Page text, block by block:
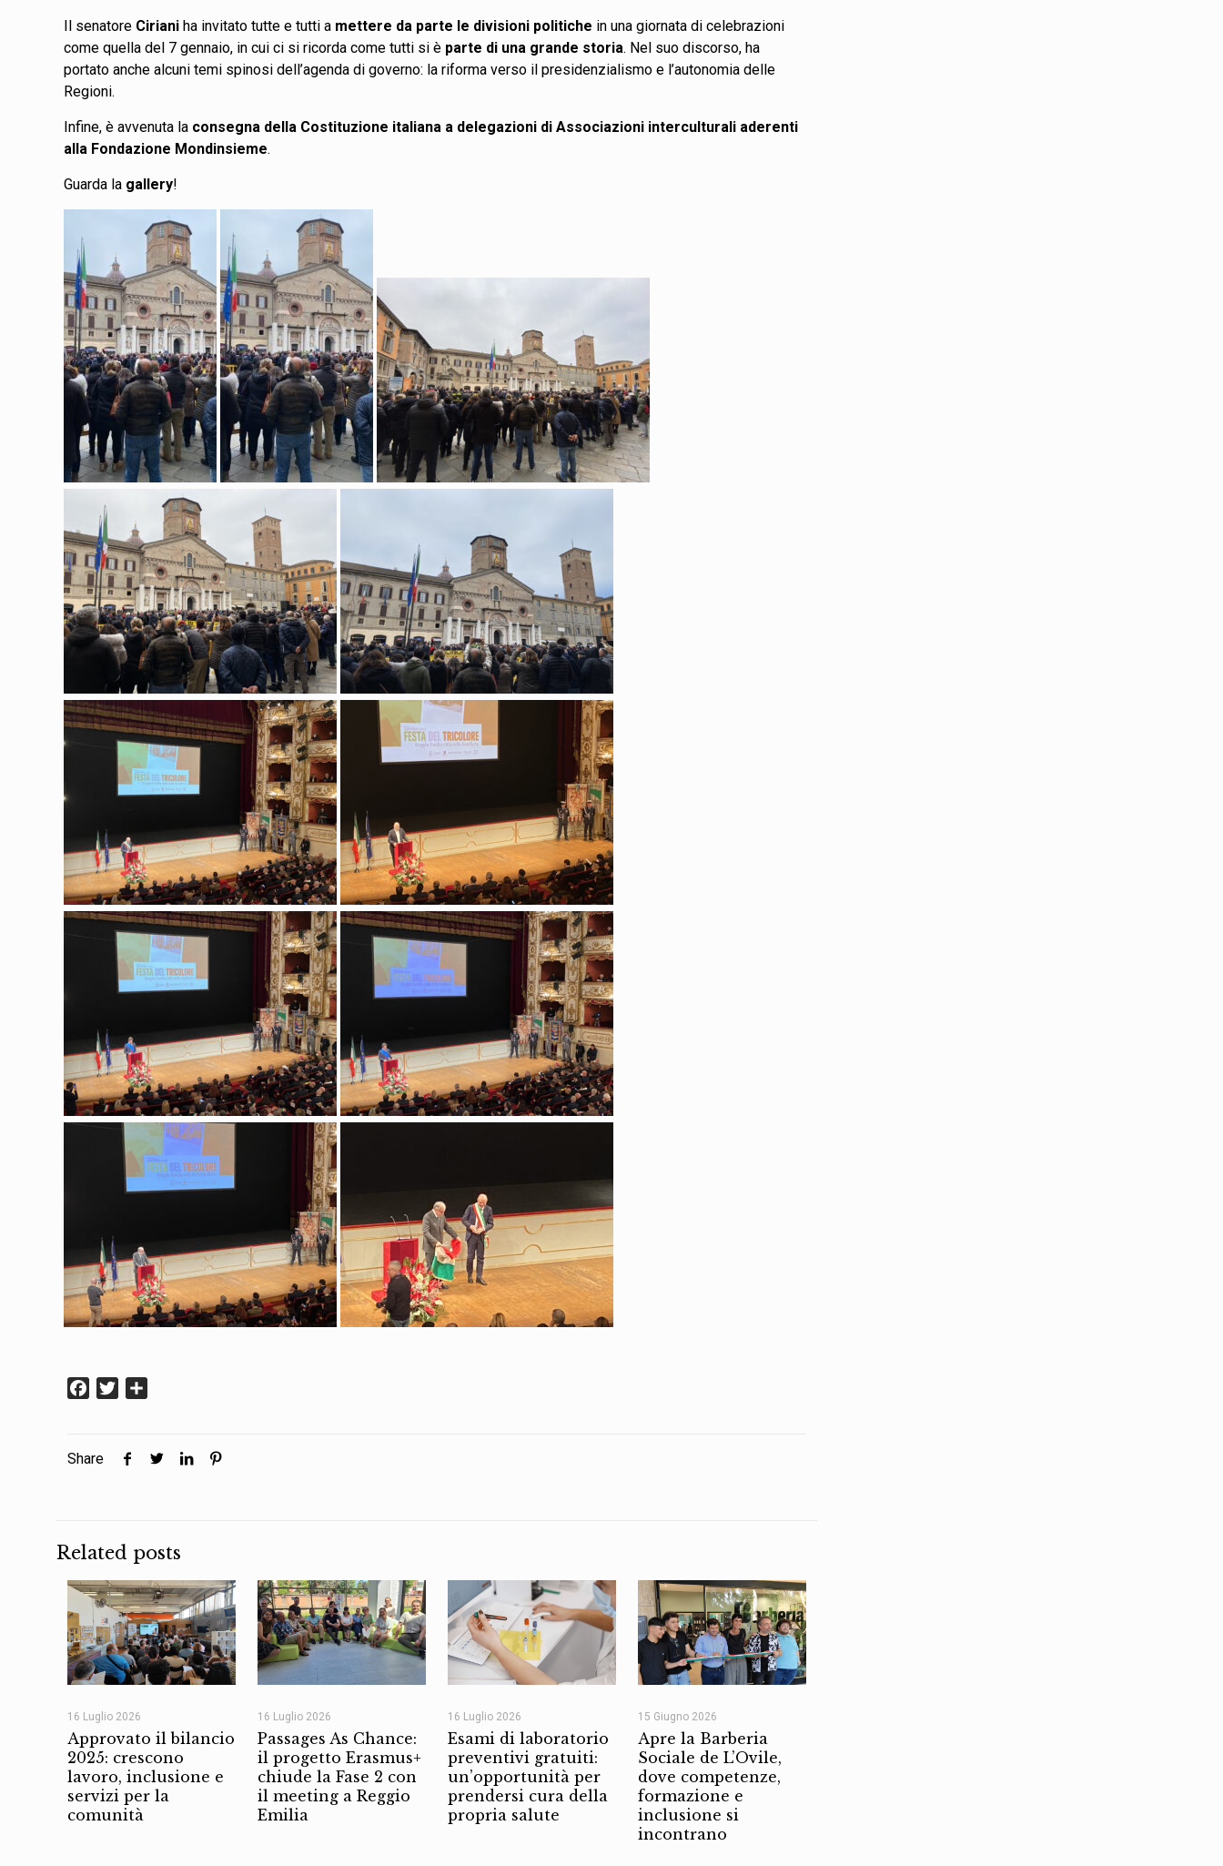
Il senatore Cirianiha invitato tutte e tutti a mettere da parte le divisioni politiche in una giornata di celebrazioni
come quella del 7 gennaio, in cui ci si ricorda come tutti si è parte di una grande storia. Nel suo discorso, ha
portato anche alcuni temi spinosi dell’agenda di governo: la riforma verso il presidenzialismo e l’autonomia delle
Regioni.
Infine, è avvenuta la consegna della Costituzione italiana a delegazioni di Associazioni interculturali aderenti
alla Fondazione Mondinsieme.
Guarda la gallery!
Facebook
Twitter
Share
Related posts
16 Luglio 2026
Approvato il bilancio
2025: crescono
lavoro, inclusione e
servizi per la
comunità
16 Luglio 2026
Passages As Chance:
il progetto Erasmus+
chiude la Fase 2 con
il meeting a Reggio
Emilia
16 Luglio 2026
Esami di laboratorio
preventivi gratuiti:
un’opportunità per
prendersi cura della
propria salute
15 Giugno 2026
Apre la Barberia
Sociale de L’Ovile,
dove competenze,
formazione e
inclusione si
incontrano